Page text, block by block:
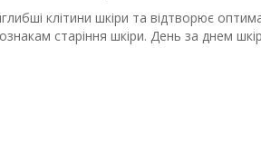
клітини шкіри та відтворює
старіння шкіри. День за днем